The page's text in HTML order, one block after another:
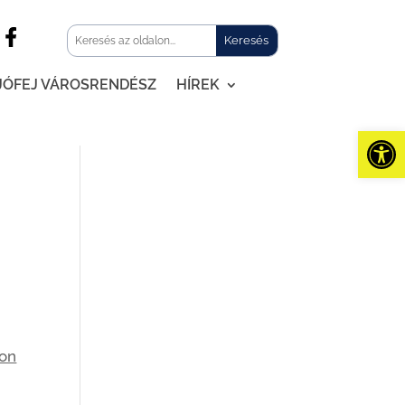
VÁROSRENDÉSZ HÍREK